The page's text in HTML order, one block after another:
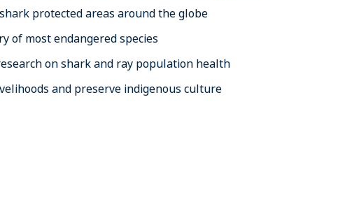
protected areas around the globe
of most endangered species
on shark and ray population health
and preserve indigenous culture